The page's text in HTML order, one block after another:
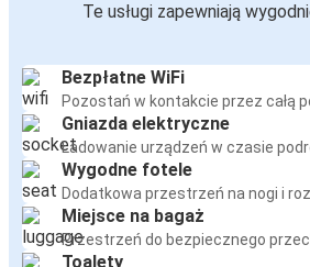
Te usługi zapewniają
Bezpłatne WiFi
Pozostań w kontakcie przez całą
Gniazda elektryczne
Ładowanie urządzeń w czasie
Wygodne fotele
Dodatkowa przestrzeń na nogi i
Miejsce na bagaż
Przestrzeń do bezpiecznego
Toalety